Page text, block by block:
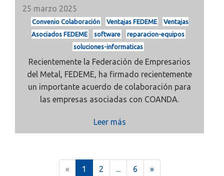
25 marzo 2025
Convenio Colaboración Ventajas FEDEME
Ventajas
Asociados FEDEME
software
reparacion-equipos
soluciones-informaticas
Recientemente la Federación de Empresarios
del Metal, FEDEME, ha firmado recientemente
un importante acuerdo de colaboración para
las empresas asociadas con COANDA.
Leer más
« 1 2 ... 6 »